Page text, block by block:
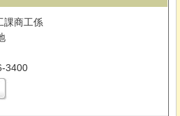
課商工係
3400